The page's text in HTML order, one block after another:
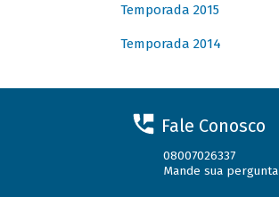
Temporada 2015
Temporada 2014
Fale Conosco
08007026337
Mande sua pergunta